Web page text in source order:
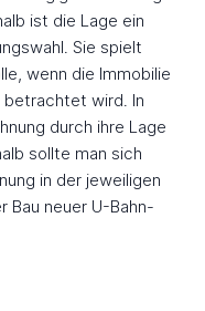
ist die Lage ein
Sie spielt
wenn die Immobilie
wird. In
durch ihre Lage
sollte man sich
in der jeweiligen
Bau neuer U-Bahn-